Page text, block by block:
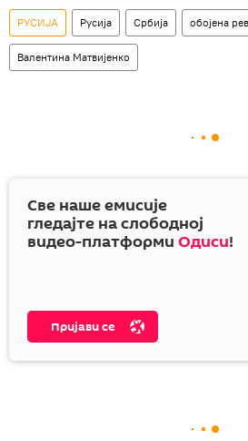
РУСИЈА Русија Србија обојена
Валентина Матвијенко
Све наше емисије
гледајте на слободној
видео-платформи Одиси!
Пријави се